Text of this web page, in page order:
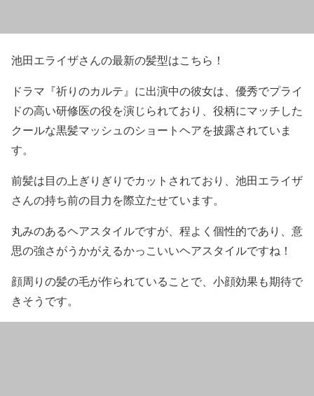
池田エライザさんの最新の髪型はこちら！
ドラマ『祈りのカルテ』に出演中の彼女は、優秀でプライ
ドの高い研修医の役を演じられており、役柄にマッチした
クールな黒髪マッシュのショートヘアを披露されていま
す。
前髪は目の上ぎりぎりでカット されており、池田エライザ
さんの持ち前の目力を際立たせています。
丸みのあるヘアスタイルですが、程よく個性的であり、意
思の強さがうかがえるかっこいいヘアスタイルですね！
顔周りの髪の毛が作られていることで、小顔効果も期待で
きそうです。